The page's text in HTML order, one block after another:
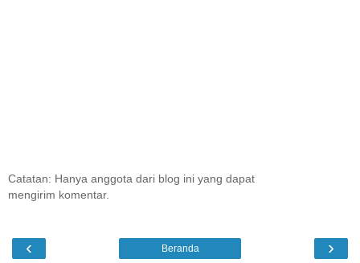
Catatan: Hanya anggota dari blog ini yang dapat
mengirim komentar.
‹ ›
Beranda